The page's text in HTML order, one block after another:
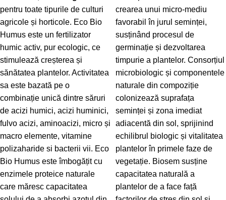
pentru toate tipurile de culturi
agricole și horticole. Eco Bio
Humus este un fertilizator
humic activ, pur ecologic, ce
stimulează creșterea și
sănătatea plantelor. Activitatea
sa este bazată pe o
combinație unică dintre săruri
de acizi humici, acizi huminici,
fulvo acizi, aminoacizi, micro și
macro elemente, vitamine
polizaharide si bacterii vii. Eco
Bio Humus este îmbogățit cu
enzimele proteice naturale
care măresc capacitatea
crearea unui micro-mediu
favorabil în jurul seminței,
susținând procesul de
germinație și dezvoltarea
timpurie a plantelor. Consorțiul
microbiologic și componentele
naturale din compoziție
colonizează suprafața
seminței și zona imediat
adiacentă din sol, sprijinind
echilibrul biologic și vitalitatea
plantelor în primele faze de
vegetație. Biosem susține
capacitatea naturală a
plantelor de a face față